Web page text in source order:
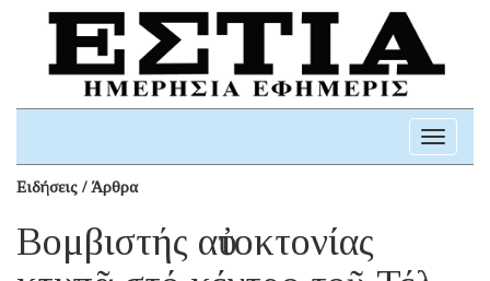
Toggle
Ειδήσεις / Άρθρα
Βομβιστής αὐτοκτονίας